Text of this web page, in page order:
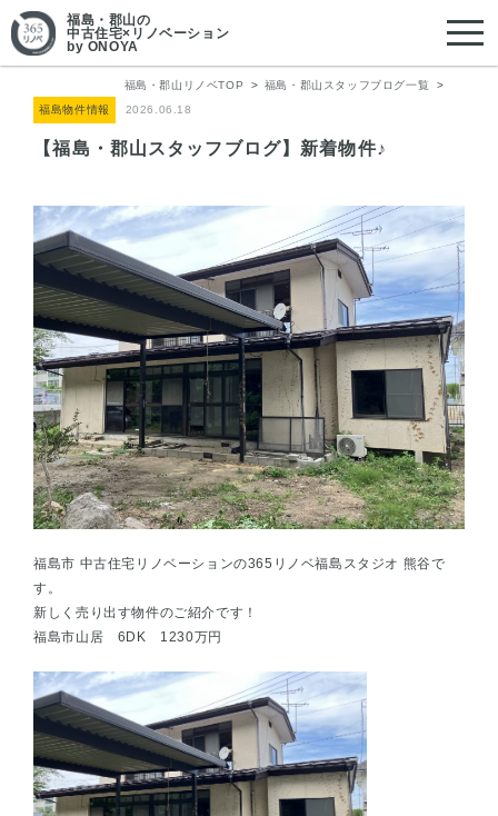
福島・郡山の
中古住宅×リノベーション
by ONOYA
福島・郡山リノベTOP
福島・郡山スタッフブログ一覧
福島物件情報
2026.06.18
【福島・郡山スタッフブログ】新着物件♪
福島市 中古住宅リノベーションの365リノベ福島スタジオ 熊谷で
す。
新しく売り出す物件のご紹介です！
福島市山居 6DK 1230万円